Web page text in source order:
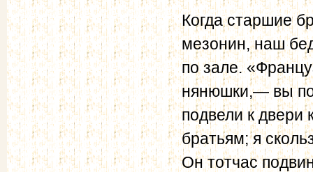
Когда старшие
мезонин, наш
по зале.
нянюшки,— вы
подвели к двери
братьям; я
Он тотчас